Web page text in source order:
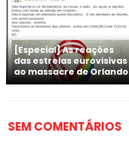
[Especial] As reações
das estrelas eurovisivas
ao massacre de Orlando
SEM COMENTÁRIOS